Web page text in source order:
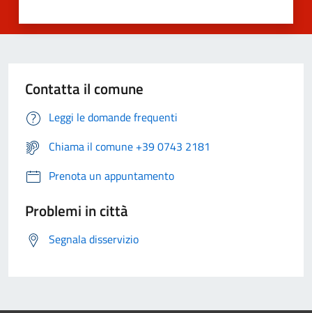
Contatta il comune
Leggi le domande frequenti
Chiama il comune +39 0743 2181
Prenota un appuntamento
Problemi in città
Segnala disservizio